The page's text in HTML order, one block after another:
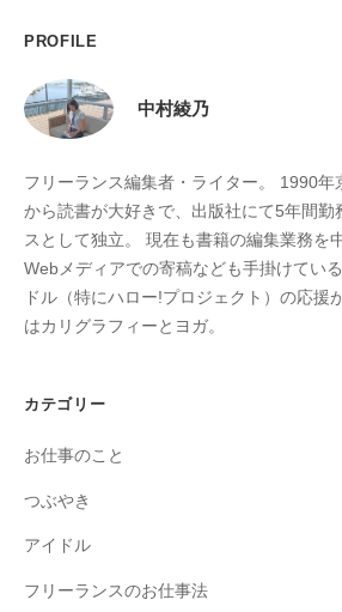
PROFILE
中村綾乃
フリーランス編集者・ライター。 1990年
から読書が大好きで、出版社にて5年間勤
スとして独立。 現在も書籍の編集業務を
Webメディアでの寄稿なども手掛けてい
ドル（特にハロー!プロジェクト）の応援
はカリグラフィーとヨガ。
カテゴリー
お仕事のこと
つぶやき
アイドル
フリーランスのお仕事法